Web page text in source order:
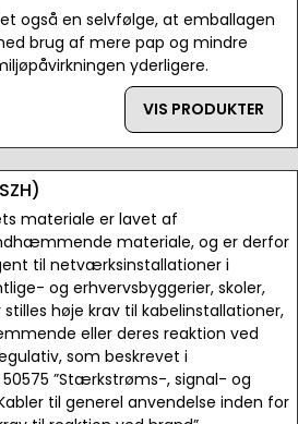
også en selvfølge, at emballagen
brug af mere pap og mindre
yderligere.
VIS PRODUKTER
materiale er lavet af
materiale, og er derfor
til netværksinstallationer i
og erhvervsbyggerier, skoler,
høje krav til kabelinstallationer,
eller deres reaktion ved
som beskrevet i
”Stærkstrøms-, signal- og
til generel anvendelse inden for